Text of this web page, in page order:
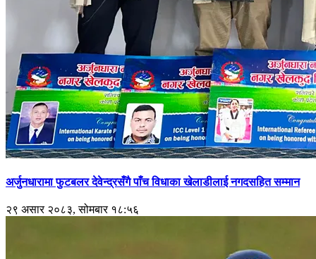
अर्जुनधारामा फुटबलर देवेन्द्रसँगै पाँच विधाका खेलाडीलाई नगदसहित सम्मान
२९ असार २०८३, सोमबार १८:५६